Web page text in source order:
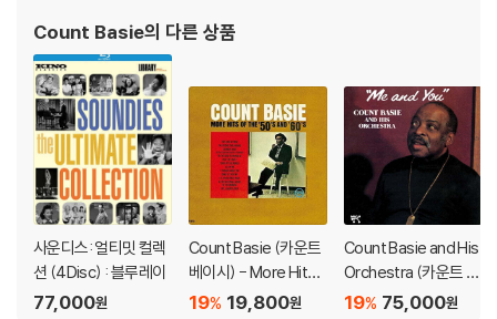
3) 바늘에 먼지가 쌓이는 경우에도 재생이 원활하지 않을 수 있습니다.
※ 디스크 외관 불량
1) 열을 가하여 제작하는 바이닐 공정 특성상 디스크 표면이 미세하게 울
렁거리거나 휘어지는 경우가 있습니다.
재생이 불안정한 경우 스태빌라이저를 사용하시면 좀 더 안정적인 재생이
가능합니다.
2) 재생 음역의 왜곡을 최소화 하고 반복 재생시에도 최대한 일관되게 유
지되도록 디스크 센터 홀 구경이 작게 제작되는 경우가 있습니다. 턴테이
블 스핀들에 맞지 않는 경우에는 전용 제품 등을 이용하여 센터 홀을 조정
하시면 해결됩니다.
Count Basie의 다른 상품
사운디스: 얼티밋 컬렉
션 (4Disc) : 블루레이
77,000원
Count Basie (카운트
베이시) - More Hits
Of The '50's And '6
19,800원
19%
Count Basie and His
Orchestra (카운트 베
이시 오케스트라) - M
75,000원
19%